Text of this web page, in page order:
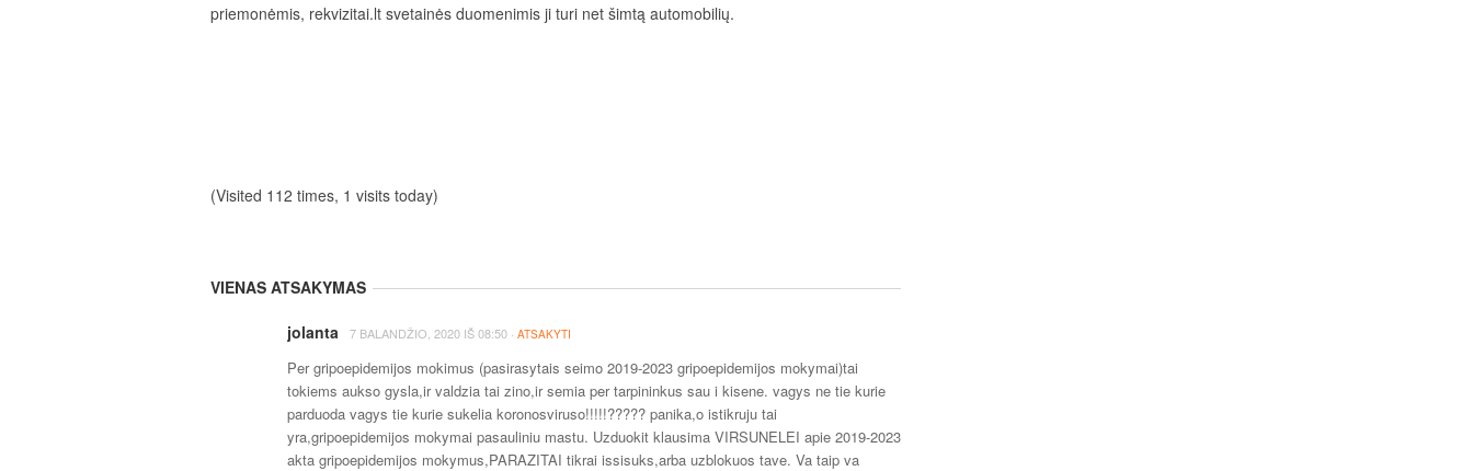
priemonėmis, rekvizitai.lt svetainės duomenimis ji turi net šimtą automobilių.
(Visited 112 times, 1 visits today)
VIENAS ATSAKYMAS
jolanta 7 BALANDŽIO, 2020 IŠ08:50 · ATSAKYTI
Per gripoepidemijos mokimus (pasirasytais seimo 2019-2023 gripoepidemijos mokymai)tai
tokiems aukso gysla,ir valdzia tai zino,ir semia per tarpininkus sau i kisene. vagys ne tie kurie
parduoda vagys tie kurie sukelia koronosviruso!!!!!????? panika,o istikruju tai
yra,gripoepidemijos mokymai pasauliniu mastu. Uzduokit klausima VIRSUNELEI apie 2019-2023
akta gripoepidemijos mokymus,PARAZITAI tikrai issisuks,arba uzblokuos tave. Va taip va